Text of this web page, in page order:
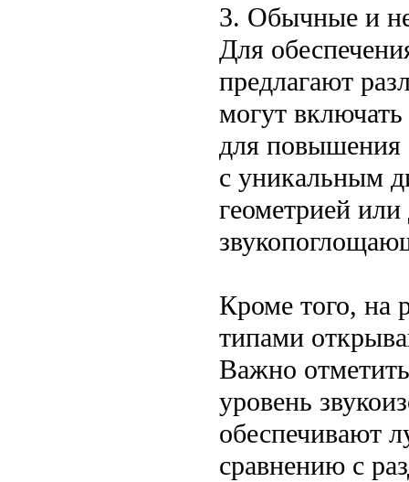
3. Обычные и
Для
предлагают
могут
для повышения
с уникальным
геометрией
Кроме того, на
типами
Важно
уровень
обеспечивают
сравнению с